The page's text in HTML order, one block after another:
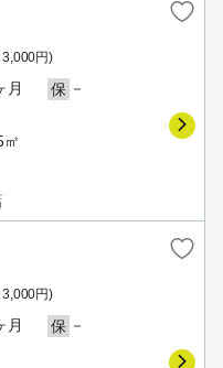
3,000円)
月 保 －
3,000円)
月 保 －